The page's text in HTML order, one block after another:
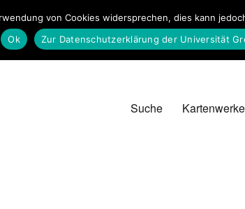
Suche Kartenwerke
von Cookies widersprechen, dies kann
Ok
Zur Datenschutzerklärung der Universität